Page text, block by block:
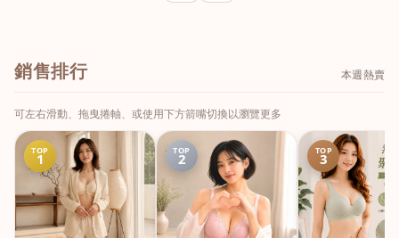
銷售排行 本週熱賣
可左右滑動、拖曳捲軸、或使用下方箭嘴切換以瀏覽更多
TOP
1 TOP
2 TOP
3